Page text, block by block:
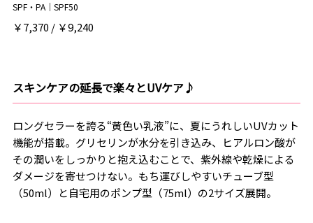
SPF・PA｜SPF50
￥7,370 / ￥9,240
スキンケアの延長で楽々とUVケア♪
ロングセラーを誇る“黄色い乳液”に、夏にうれしいUVカット
機能が搭載。グリセリンが水分を引き込み、ヒアルロン酸が
その潤いをしっかりと抱え込むことで、紫外線や乾燥による
ダメージを寄せつけない。もち運びしやすいチューブ型
（50ml）と自宅用のポンプ型（75ml）の2サイズ展開。